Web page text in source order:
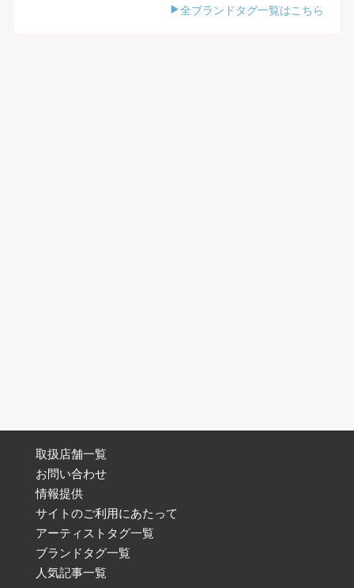
全ブランドタグ一覧はこちら
取扱店舗一覧
お問い合わせ
情報提供
サイトのご利用にあたって
アーティストタグ一覧
ブランドタグ一覧
人気記事一覧